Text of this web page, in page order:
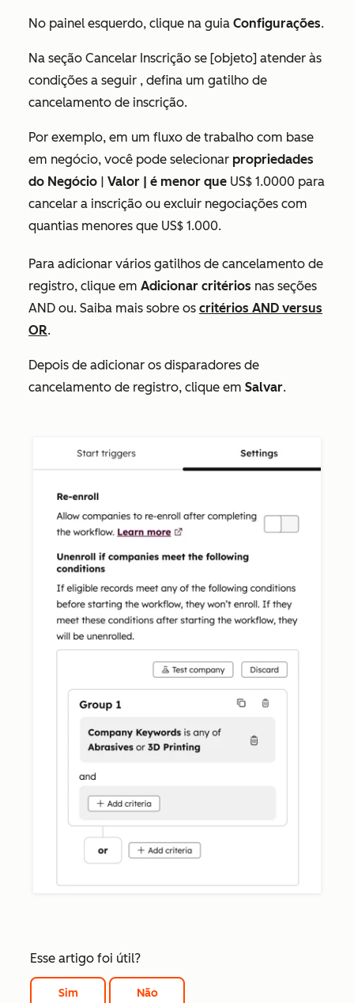
No painel esquerdo, clique na guia Configurações.
Na seção Cancelar Inscrição se [objeto] atender às
condições a seguir , defina um gatilho de
cancelamento de inscrição.
Por exemplo, em um fluxo de trabalho com base
em negócio, você pode selecionar propriedades
do Negócio
Valor | é menor que US$ 1.0000 para
cancelar a inscrição ou excluir negociações com
quantias menores que US$ 1.000.
Para adicionar vários gatilhos de cancelamento de
registro, clique em Adicionar critérios nas seções
AND ou. Saiba mais sobre os critérios AND versus
OR.
Depois de adicionar os disparadores de
cancelamento de registro, clique em Salvar.
Esse artigo foi útil?
Sim Não